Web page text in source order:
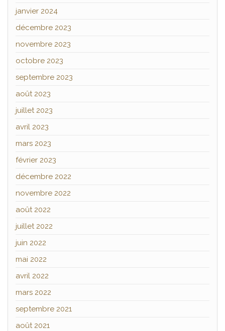
janvier 2024
décembre 2023
novembre 2023
octobre 2023
septembre 2023
août 2023
juillet 2023
avril 2023
mars 2023
février 2023
décembre 2022
novembre 2022
août 2022
juillet 2022
juin 2022
mai 2022
avril 2022
mars 2022
septembre 2021
août 2021